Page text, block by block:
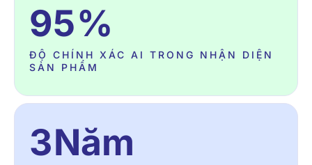
95%
ĐỘ CHÍNH XÁC AI TRONG NHẬN DIỆN
SẢN PHẨM
4Năm